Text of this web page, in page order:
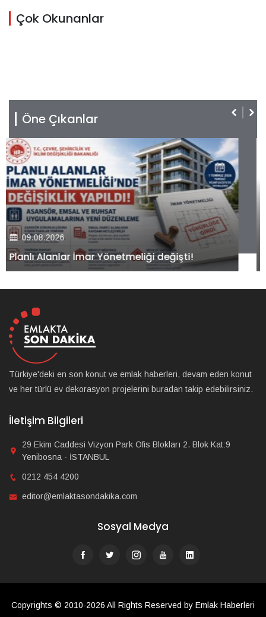
Çok Okunanlar
Öne Çıkanlar
09.08.2026
Kiler GYO’dan Pendik Dolayoba projesiyle ilgili
önemli adım!
Türkiye'deki en son konut ve emlak haberleri, devam eden konut
ve her türlü ev dekorasyon projelerini buradan takip edebilirsiniz.
İletişim Bilgileri
29 Ekim Caddesi Vizyon Park Ofis Blokları 2. Blok Kat:9
Yenibosna - İSTANBUL
0212 454 4200
editor@emlaktasondakika.com
Sosyal Medya
Copyrights © 2010-2026 All Rights Reserved by Emlak Haberleri